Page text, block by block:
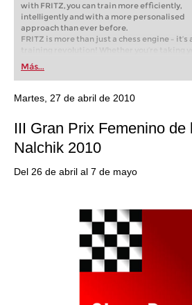
with FRITZ, you can train more efficiently,
intelligently and with a more personalised
approach than ever before.
FRITZ is more than just a chess engine – it’s
training revolution! Whether you’re taking
first steps into the world of club chess, or
playing at a tournament level: with FRITZ,
train more efficiently, intelligently and with
more personalised approach than ever
Más...
Martes, 27 de abril de 2010
III Gran Prix Femenino de
Nalchik 2010
Del 26 de abril al 7 de mayo